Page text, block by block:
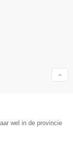
wel in de provincie